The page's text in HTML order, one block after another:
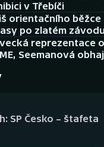
v Třebíči
orientačního běžce
po zlatém závodu
reprezentace
Seemanová
SP Česko – štafeta